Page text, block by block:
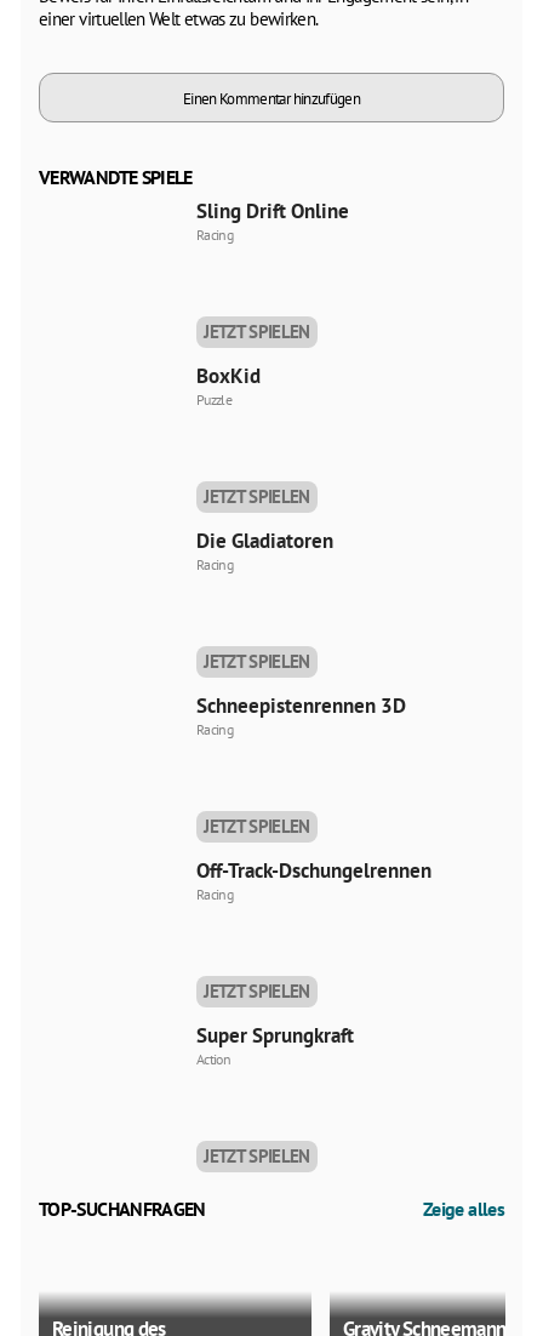
einer virtuellen Welt etwas zu bewirken.
Einen Kommentar hinzufügen
VERWANDTE SPIELE
Sling Drift Online
Racing
JETZT SPIELEN
BoxKid
Puzzle
JETZT SPIELEN
Die Gladiatoren
Racing
JETZT SPIELEN
Schneepistenrennen 3D
Racing
JETZT SPIELEN
Off-Track-Dschungelrennen
Racing
JETZT SPIELEN
Super Sprungkraft
Action
JETZT SPIELEN
TOP-SUCHANFRAGEN Zeige alles
Reinigung des Gravity Schneemann